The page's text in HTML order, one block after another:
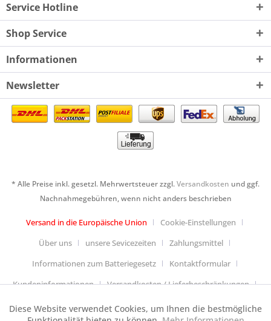
Service Hotline
Shop Service
Informationen
Newsletter
* Alle Preise inkl. gesetzl. Mehrwertsteuer zzgl.Versandkosten und ggf.
Nachnahmegebühren, wenn nicht anders beschrieben
Versand in die Europäische Union
Cookie-Einstellungen
Über uns
unsere Sevicezeiten
Zahlungsmittel
Informationen zum Batteriegesetz
Kontaktformular
Kundeninformationen
Versandkosten / Lieferbeschränkungen
Widerrufsbelehrung & Muster-Widerrufsformular
Funktionale Aktiv
Diese Website verwendet Cookies, um Ihnen die bestmögliche